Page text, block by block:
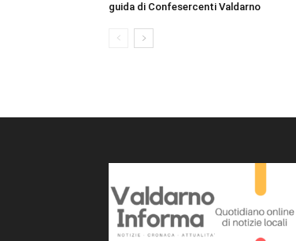
guida di Confesercenti Valdarno